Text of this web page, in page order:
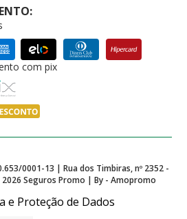
com pix
0001-13 | Rua dos Timbiras, nº 2352 -
2026 Seguros Promo | By - Amopromo
e Proteção de Dados